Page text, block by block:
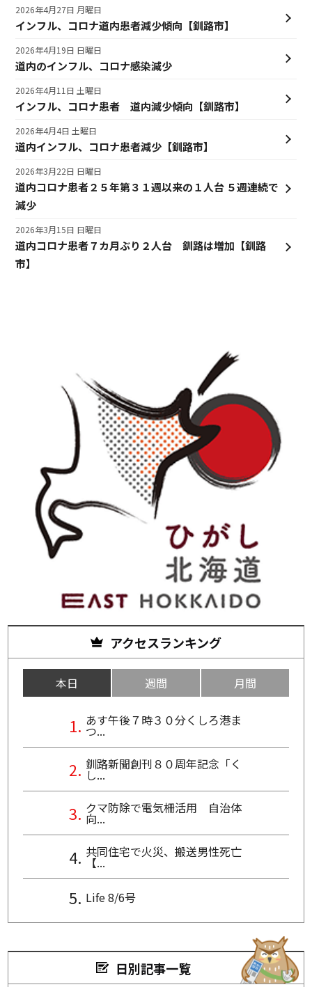
インフル、コロナ道内患者減少傾向【釧路市】
2026年4月27日 月曜日
道内のインフル、コロナ感染減少
2026年4月19日 日曜日
インフル、コロナ患者 道内減少傾向【釧路市】
2026年4月11日 土曜日
道内インフル、コロナ患者減少【釧路市】
2026年4月4日 土曜日
道内コロナ患者２５年第３１週以来の１人台 ５週連続で
減少
2026年3月22日 日曜日
道内コロナ患者７カ月ぶり２人台 釧路は増加【釧路
市】
2026年3月15日 日曜日
アクセスランキング
本日 週間 月間
あす午後７時３０分くしろ港ま
つ...
釧路新聞創刊８０周年記念「く
し...
クマ防除で電気柵活用 自治体
向...
共同住宅で火災、搬送男性死亡
【...
Life 8/6号
日別記事一覧